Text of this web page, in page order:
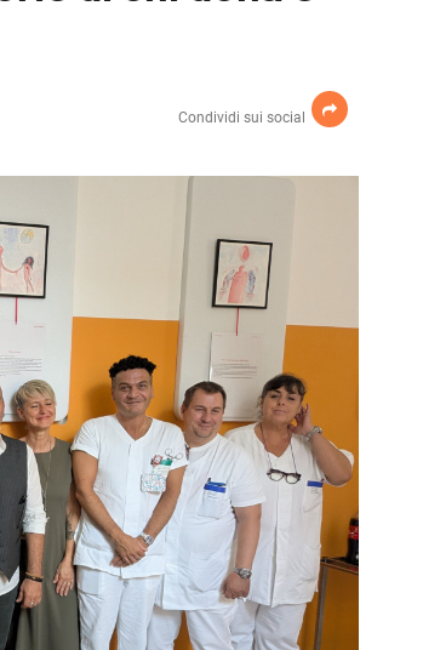
Condividi sui social